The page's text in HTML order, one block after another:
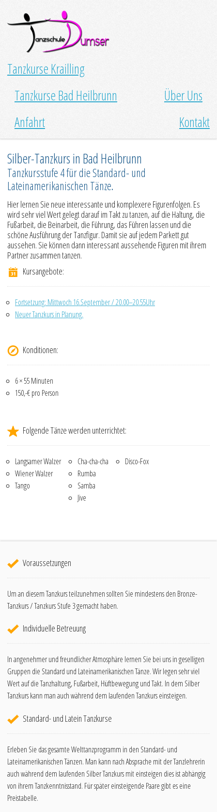
Tanzkurse Krailling
Tanzkurse Bad Heilbrunn
Über Uns
Anfahrt
Kontakt
Silber-Tanzkurs in Bad Heilbrunn
Tanzkursstufe 4 für die Standard- und
Lateinamerikanischen Tänze.
Hier lernen Sie neue interessante und komplexere Figurenfolgen. Es
wird sehr viel Wert gelegt darauf im Takt zu tanzen, auf die Haltung, die
Fußarbeit, die Beinarbeit, die Führung, das Führen lassen und die
schöne Ausführung der Tanzfigur. Damit sie auf jedem Parkett gut
aussehen. Sie können dann interessant aussehende Figuren mit ihrem
Partner zusammen tanzen.
Kursangebote:
Fortsetzung: Mittwoch 16.September / 20.00–20.55Uhr
Neuer Tanzkurs in Planung.
Konditionen:
6 × 55 Minuten
150,-€ pro Person
Folgende Tänze werden unterrichtet:
Langsamer Walzer
Wiener Walzer
Tango
Cha-cha-cha
Rumba
Samba
Jive
Disco-Fox
Voraussetzungen
Um an diesem Tanzkurs teilzunehmen sollten Sie mindestens den Bronze-
Tanzkurs / Tanzkurs Stufe 3 gemacht haben.
Individuelle Betreuung
In angenehmer und freundlicher Atmosphäre lernen Sie bei uns in geselligen
Gruppen die Standard und Lateinamerikanischen Tänze. Wir legen sehr viel
Wert auf die Tanzhaltung, Fußarbeit, Hüftbewegung und Takt. In dem Silber
Tanzkurs kann man auch während dem laufenden Tanzkurs einsteigen.
Standard- und Latein Tanzkurse
Erleben Sie das gesamte Welttanzprogramm in den Standard- und
Lateinamerikanischen Tänzen. Man kann nach Absprache mit der Tanzlehrerin
auch während dem laufenden Silber Tanzkurs mit einsteigen dies ist abhängig
von ihrem Tanzkenntnisstand. Für später einsteigende Paare gibt es eine
Preistabelle.